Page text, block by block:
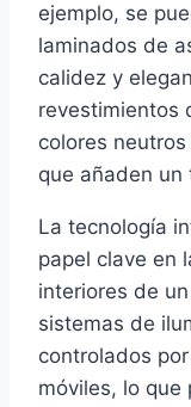
ejemplo, se
laminados de
calidez y
revestimientos
colores
que añaden un
La tecnología
papel clave en
interiores de
sistemas de
controlados
móviles, lo que